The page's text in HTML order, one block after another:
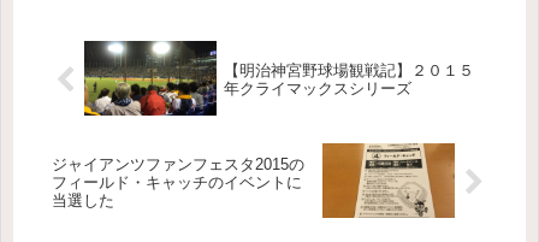
【明治神宮野球場観戦記】２０１５
年クライマックスシリーズ
ジャイアンツファンフェスタ2015の
フィールド・キャッチのイベントに
当選した